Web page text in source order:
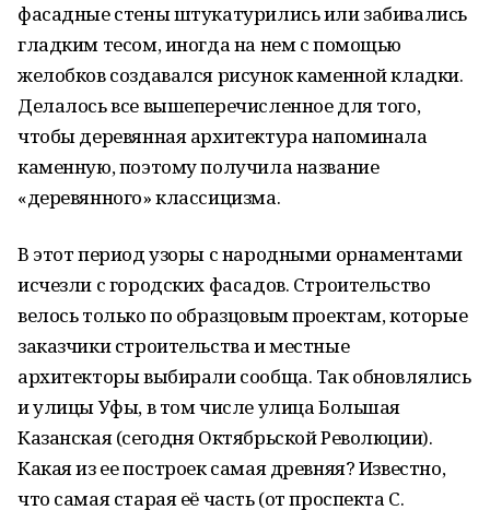
фасадные стены штукатурились или забивались
гладким тесом, иногда на нем с помощью
желобков создавался рисунок каменной кладки.
Делалось все вышеперечисленное для того,
чтобы деревянная архитектура напоминала
каменную, поэтому получила название
«деревянного» классицизма.
В этот период узоры с народными орнаментами
исчезли с городских фасадов. Строительство
велось только по образцовым проектам, которые
заказчики строительства и местные
архитекторы выбирали сообща. Так обновлялись
и улицы Уфы, в том числе улица Большая
Казанская (сегодня Октябрьской Революции).
Какая из ее построек самая древняя? Известно,
что самая старая её часть (от проспекта С.